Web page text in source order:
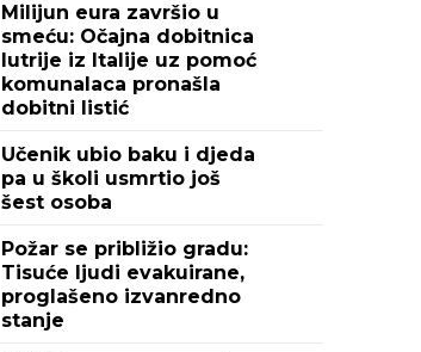
Milijun eura završio u
smeću: Očajna dobitnica
lutrije iz Italije uz pomoć
komunalaca pronašla
dobitni listić
Učenik ubio baku i djeda
pa u školi usmrtio još
šest osoba
Požar se približio gradu:
Tisuće ljudi evakuirane,
proglašeno izvanredno
stanje